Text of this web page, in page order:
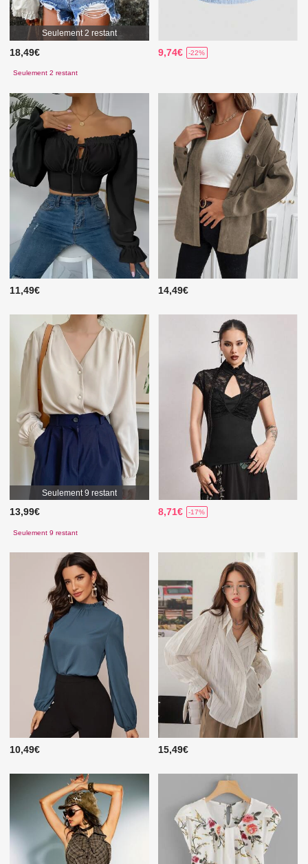
Seulement 2 restant
18,49€
Seulement 2 restant
9,74€ -22%
11,49€ 14,49€
Seulement 9 restant
13,99€
Seulement 9 restant
8,71€ -17%
10,49€ 15,49€